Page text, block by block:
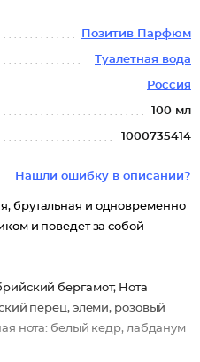
Позитив Парфюм
Туалетная вода
Россия
100 мл
1000735414
Нашли ошибку в описании?
брутальная и одновременно
и поведет за собой
бергамот; Нота
перец, элеми, розовый
нота: белый кедр, лабданум